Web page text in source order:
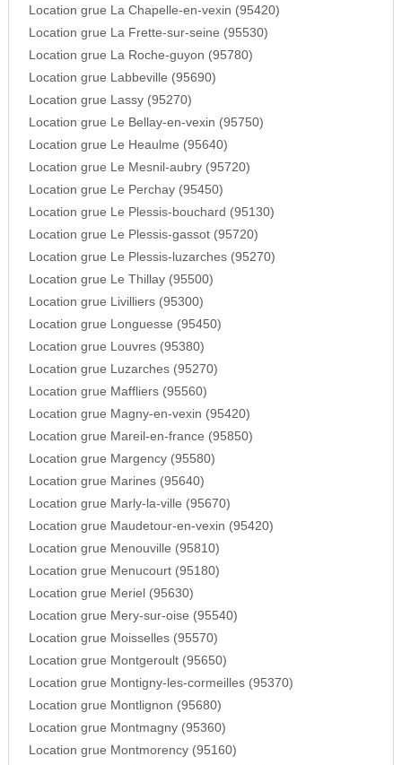
Location grue La Chapelle-en-vexin (95420)
Location grue La Frette-sur-seine (95530)
Location grue La Roche-guyon (95780)
Location grue Labbeville (95690)
Location grue Lassy (95270)
Location grue Le Bellay-en-vexin (95750)
Location grue Le Heaulme (95640)
Location grue Le Mesnil-aubry (95720)
Location grue Le Perchay (95450)
Location grue Le Plessis-bouchard (95130)
Location grue Le Plessis-gassot (95720)
Location grue Le Plessis-luzarches (95270)
Location grue Le Thillay (95500)
Location grue Livilliers (95300)
Location grue Longuesse (95450)
Location grue Louvres (95380)
Location grue Luzarches (95270)
Location grue Maffliers (95560)
Location grue Magny-en-vexin (95420)
Location grue Mareil-en-france (95850)
Location grue Margency (95580)
Location grue Marines (95640)
Location grue Marly-la-ville (95670)
Location grue Maudetour-en-vexin (95420)
Location grue Menouville (95810)
Location grue Menucourt (95180)
Location grue Meriel (95630)
Location grue Mery-sur-oise (95540)
Location grue Moisselles (95570)
Location grue Montgeroult (95650)
Location grue Montigny-les-cormeilles (95370)
Location grue Montlignon (95680)
Location grue Montmagny (95360)
Location grue Montmorency (95160)